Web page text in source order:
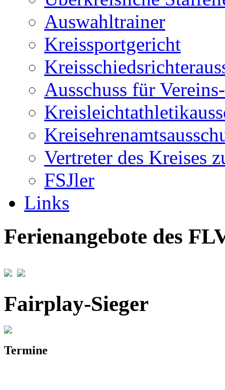
Auswahltrainer
Kreissportgericht
Ausschuss für
Vertreter des Kreises
FSJler
Links
Ferienangebote des
Fairplay-Sieger
Termine